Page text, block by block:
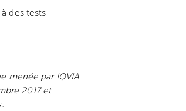
des tests
menée par IQVIA
2017 et